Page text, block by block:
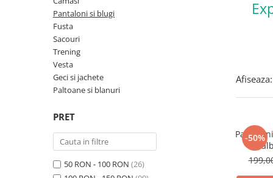
Pantaloni si blugi
Fusta
Sacouri
Trening
Vesta
Geci si jachete
Paltoane si blanuri
PRET
50 RON - 100 RON (26)
Afiseaza:
-50%